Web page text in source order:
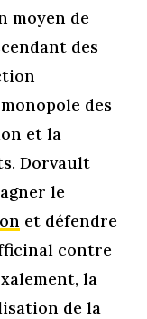
moyen de
des
des
et la
Dorvault
le
et défendre
contre
la
de la